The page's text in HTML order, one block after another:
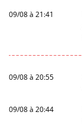
09/08 à 21:41
09/08 à 20:55
09/08 à 20:44